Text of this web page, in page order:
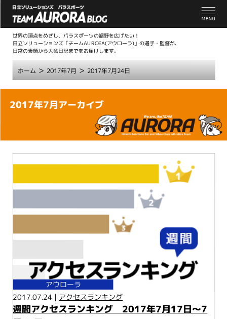
世界の頂点をめざし、パラスポーツの裾野を広げたい！
日立ソリューションズ「チームAUROEA(アウローラ)」の選手・監督が、
日常の素顔から大会日記までをお届けします。
ホーム> 2017年7月 > 2017年7月24日
本
2017年7月アーカイブ
アウローラ
2017.07.24 | アクセスランキング
週間アクセスランキング 2017年7月17日～7